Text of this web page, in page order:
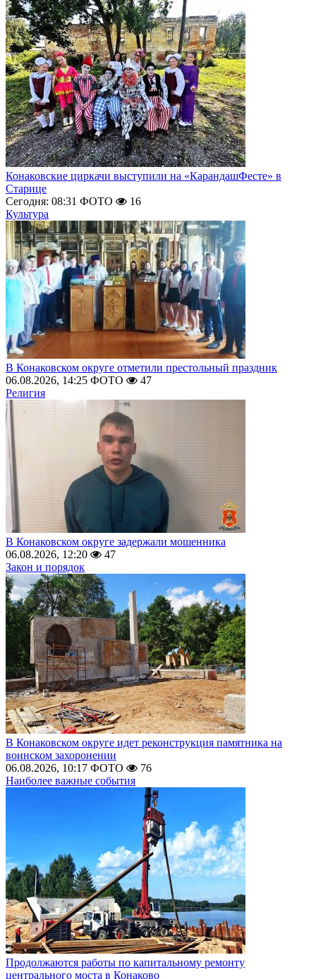
Конаковские циркачи выступили на «КарандашФесте» в
Старице
Сегодня: 08:31 ФОТО
16
Культура
В Конаковском округе отметили престольный праздник
06.08.2026, 14:25 ФОТО
47
Религия
В Конаковском округе задержали мошенника
06.08.2026, 12:20
47
Закон и порядок
В Конаковском округе идет реконструкция памятника на
воинском захоронении
06.08.2026, 10:17 ФОТО
76
Наиболее важные события
Продолжаются работы по капитальному ремонту
центрального моста в Конаково